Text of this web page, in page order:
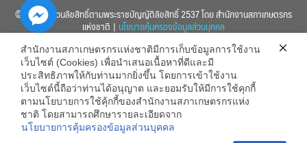
© 2560 สงวนลิขสิทธิ์ตามพระราชบัญญัติลิขสิทธิ์ 2537 โดย สำนักงานสภาเกษตรกร
แห่งชาติ | นโยบายคุ้มครองข้อมูลส่วนบุคคล
สำนักงานสภาเกษตรกรแห่งชาติมีการเก็บข้อมูลการใช้งาน
เว็บไซต์ (Cookies) เพื่อนำเสนอเนื้อหาที่ดีและมี
ประสิทธิภาพให้กับท่านมากยิ่งขึ้น โดยการเข้าใช้งาน
เว็บไซต์นี้ถือว่าท่านได้อนุญาต และยอมรับให้มีการใช้คุกกี้
ตามนโยบายการใช้คุ้กกี้ของสำนักงานสภาเกษตรกรแห่ง
ชาติ โดยสามารถศึกษารายละเอียดจาก
นโยบายการคุ้มครองข้อมูลส่วนบุคคล
Hide
chaty